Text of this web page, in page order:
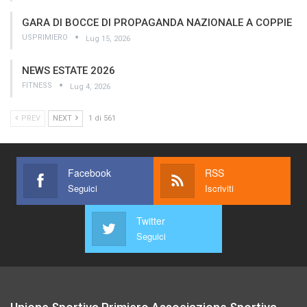
GARA DI BOCCE DI PROPAGANDA NAZIONALE A COPPIE
USPRIMIERO Lug 15, 2026
NEWS ESTATE 2026
FITNESS Lug 4, 2026
PREV NEXT 1 di 561
Facebook
Seguici
RSS
Iscriviti
Twitter
Seguici